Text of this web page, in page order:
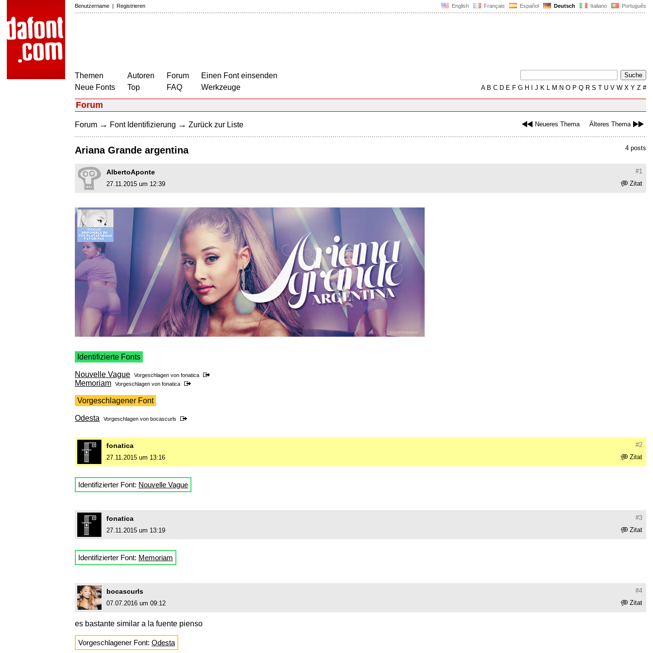
English Français Español Deutsch Italiano Português
Benutzername | Registrieren
Themen
Neue Fonts
Autoren
Top
Forum
FAQ
Einen Font einsenden
Werkzeuge
AB C D E F G H J K L M N O P Q R S T U V W X Y Z #
Forum
Neueres Thema Älteres Thema
Forum → Font Identifizierung → Zurück zur Liste
4 posts
Ariana Grande argentina
#1
AlbertoAponte
Zitat
27.11.2015 um 12:39
Identifizierte Fonts
Nouvelle Vague Vorgeschlagen von fonatica
Memoriam Vorgeschlagen von fonatica
Vorgeschlagener Font
Odesta Vorgeschlagen von bocascurls
#2
fonatica
Zitat
27.11.2015 um 13:16
Identifizierter Font: Nouvelle Vague
#3
fonatica
Zitat
27.11.2015 um 13:19
Identifizierter Font: Memoriam
#4
bocascurls
Zitat
07.07.2016 um 09:12
es bastante similar a la fuente pienso
Vorgeschlagener Font: Odesta